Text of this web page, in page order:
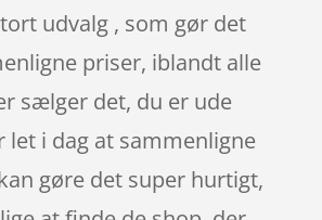
udvalg , som gør det
priser, iblandt alle
sælger det, du er ude
let i dag at sammenligne
gøre det super hurtigt,